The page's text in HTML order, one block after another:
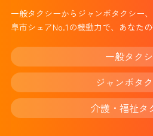
一般タクシーからジャンボタクシー
阜市シェアNo.1の機動力で、あなた
一般タク
ジャンボタ
介護・福祉タ